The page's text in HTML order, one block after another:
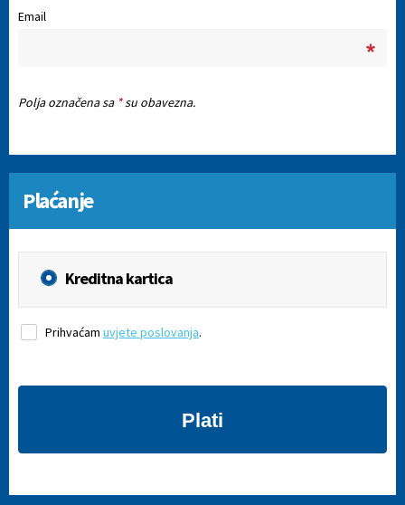
Email
Polja označena sa *su obavezna.
Plaćanje
Kreditna kartica
Prihvaćam uvjete poslovanja.
Plati